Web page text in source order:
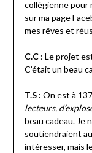
collégienne pour
sur ma page
mes rêves et
C.C: Le projet
C’était un beau
T.S : On est à
lecteurs,
beau cadeau. Je
soutiendraient
intéresser, mais